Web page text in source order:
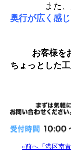
また
奥行が広く感
お客様を
ちょっとした
«前へ「港区南